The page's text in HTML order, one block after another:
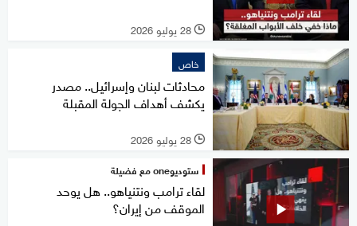
l 28 يوليو 2026
خاص
محادثات لبنان وإسرائيل.. مصدر
يكشف أهداف الجولة المقبلة
l 28 يوليو 2026
ستوديوone مع فضيلة
لقاء ترامب ونتنياهو.. هل يوحد
الموقف من إيران؟